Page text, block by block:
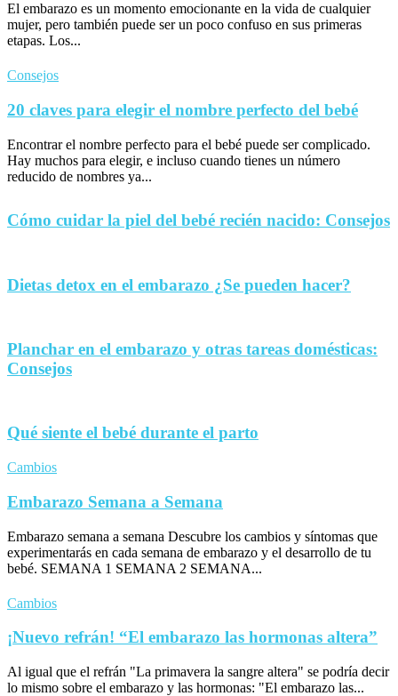
El embarazo es un momento emocionante en la vida de cualquier
mujer, pero también puede ser un poco confuso en sus primeras
etapas. Los...
Consejos
20 claves para elegir el nombre perfecto del bebé
Encontrar el nombre perfecto para el bebé puede ser complicado.
Hay muchos para elegir, e incluso cuando tienes un número
reducido de nombres ya...
Cómo cuidar la piel del bebé recién nacido: Consejos
Dietas detox en el embarazo ¿Se pueden hacer?
Planchar en el embarazo y otras tareas domésticas:
Consejos
Qué siente el bebé durante el parto
Cambios
Embarazo Semana a Semana
Embarazo semana a semana Descubre los cambios y síntomas que
experimentarás en cada semana de embarazo y el desarrollo de tu
bebé. SEMANA 1 SEMANA 2 SEMANA...
Cambios
¡Nuevo refrán! “El embarazo las hormonas altera”
Al igual que el refrán "La primavera la sangre altera" se podría decir
lo mismo sobre el embarazo y las hormonas: "El embarazo las...